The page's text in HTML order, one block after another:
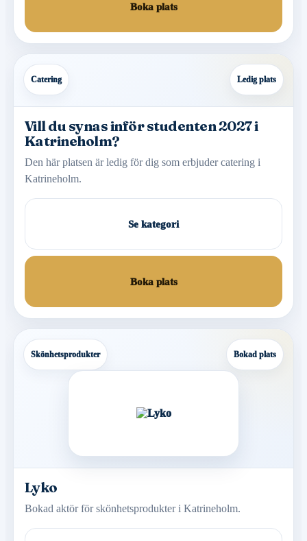
Boka plats
Catering Ledig plats
Vill du synas inför studenten 2027 i
Katrineholm?
Den här platsen är ledig för dig som erbjuder catering i
Katrineholm.
Se kategori
Boka plats
Skönhetsprodukter Bokad plats
Lyko
Bokad aktör för skönhetsprodukter i Katrineholm.